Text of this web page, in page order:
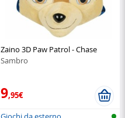
Zaino 3D Paw Patrol - Chase
Sambro
9,95€